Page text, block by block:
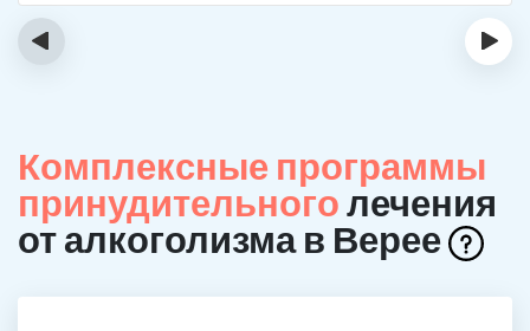
‹ ›
Комплексные программы
принудительноголечения
от алкоголизма в Верее